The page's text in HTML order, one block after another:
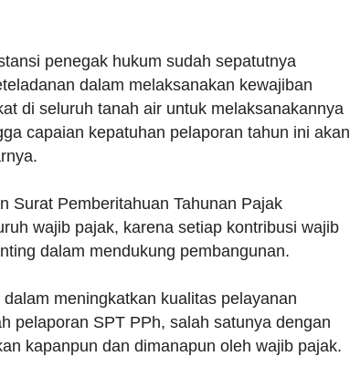
penegak hukum sudah sepatutnya
dalam melaksanakan kewajiban
di seluruh tanah air untuk melaksanakannya
capaian kepatuhan pelaporan tahun ini akan
Surat Pemberitahuan Tahunan Pajak
wajib pajak, karena setiap kontribusi wajib
dalam mendukung pembangunan.
meningkatkan kualitas pelayanan
pelaporan SPT PPh, salah satunya dengan
kapanpun dan dimanapun oleh wajib pajak.